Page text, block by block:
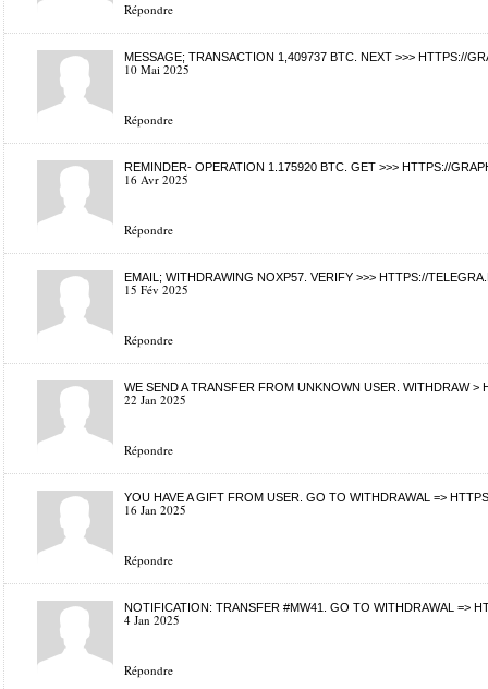
Répondre
MESSAGE; TRANSACTION 1,409737 BTC. NEXT >>> HTTPS://
10 Mai 2025
Répondre
REMINDER- OPERATION 1.175920 BTC. GET >>> HTTPS://
16 Avr 2025
Répondre
EMAIL; WITHDRAWING NOXP57. VERIFY >>> HTTPS://
15 Fév 2025
Répondre
WE SEND A TRANSFER FROM UNKNOWN USER. WITHDRАW
22 Jan 2025
Répondre
YOU HAVE A GIFT FROM USER. GО TО WITHDRАWАL =>
16 Jan 2025
Répondre
NOTIFICATION: TRANSFER #MW41. GO TO WITHDRAWAL =>
4 Jan 2025
Répondre